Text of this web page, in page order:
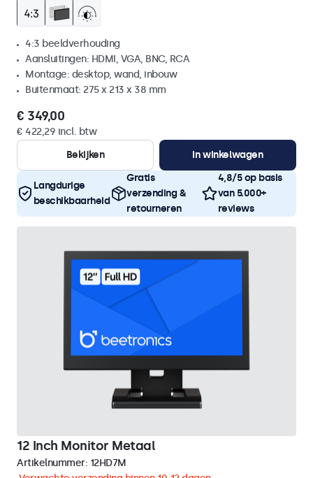
4:3 beeldverhouding
Aansluitingen: HDMI, VGA, BNC, RCA
Montage: desktop, wand, inbouw
Buitenmaat: 275 x 213 x 38 mm
€ 349,00
€ 422,29 incl. btw
Bekijken
In winkelwagen
Langdurige
beschikbaarheid
Gratis
verzending &
retourneren
4,8/5 op basis
van 5.000+
reviews
12 Inch Monitor Metaal
Artikelnummer: 12HD7M